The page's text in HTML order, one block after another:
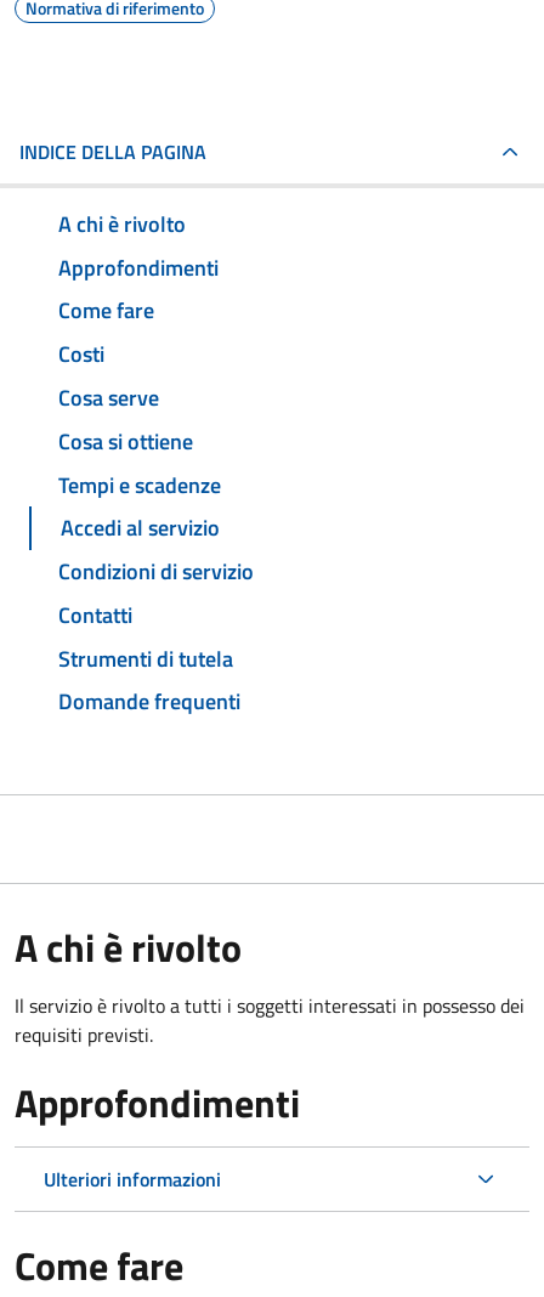
Normativa di riferimento
INDICE DELLA PAGINA
A chi è rivolto
Approfondimenti
Come fare
Costi
Cosa serve
Cosa si ottiene
Tempi e scadenze
Accedi al servizio
Condizioni di servizio
Contatti
Strumenti di tutela
Domande frequenti
A chi è rivolto
Il servizio è rivolto a tutti i soggetti interessati in possesso dei
requisiti previsti.
Approfondimenti
Ulteriori informazioni
Come fare